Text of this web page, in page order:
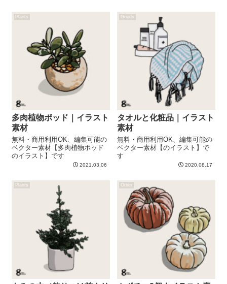
Plants
多肉植物ポッド｜イラスト
素材
無料・商用利用OK、編集可能の
ベクター素材【多肉植物ポッド
のイラスト】です
2021.03.06
Goods
タオルと化粧品｜イラスト
素材
無料・商用利用OK、編集可能の
ベクター素材【のイラスト】で
す
2020.08.17
Plants Other